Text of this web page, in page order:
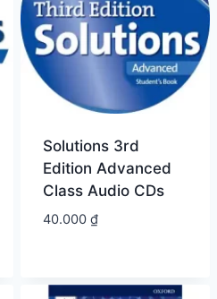
Solutions 3rd
Edition Advanced
Class Audio CDs
40.000 ₫